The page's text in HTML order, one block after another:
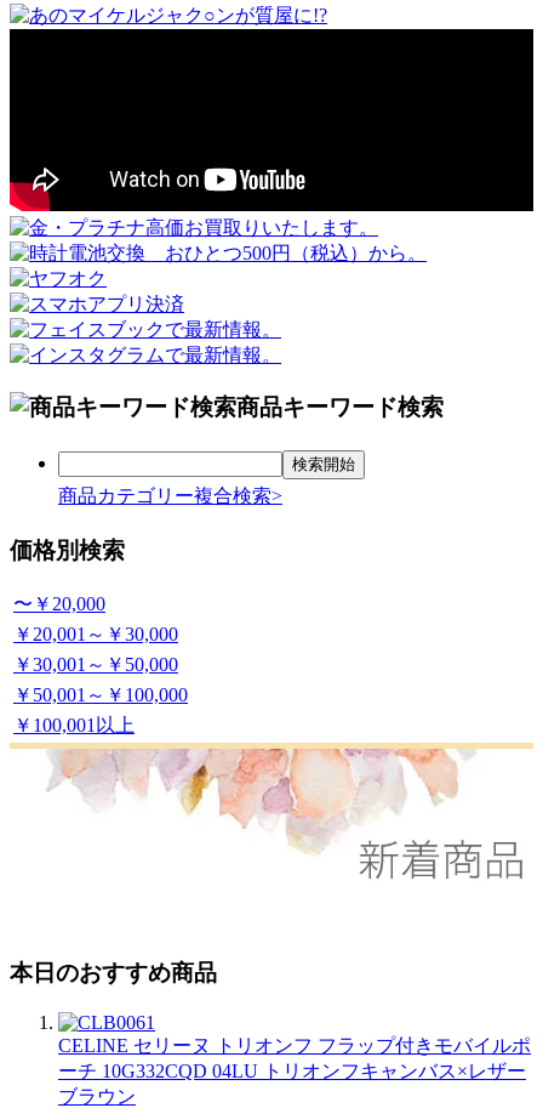
商品キーワード検索
商品カテゴリー複合検索>
価格別検索
〜￥20,000
￥20,001～￥30,000
￥30,001～￥50,000
￥50,001～￥100,000
￥100,001以上
本日のおすすめ商品
CELINE セリーヌ トリオンフ フラップ付きモバイルポ
ーチ 10G332CQD 04LU トリオンフキャンバス×レザー
ブラウン